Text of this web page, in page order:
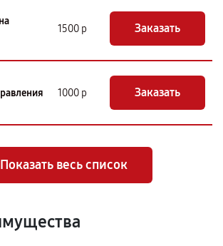
1500 р Заказать
1000 р Заказать
Показать весь список